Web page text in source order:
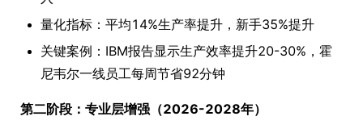
量化指标：平均14%生产率提升，新手35%提升
关键案例：IBM报告显示生产效率提升20-30%，霍
尼韦尔一线员工每周节省92分钟
第二阶段：专业层增强（2026-2028年）